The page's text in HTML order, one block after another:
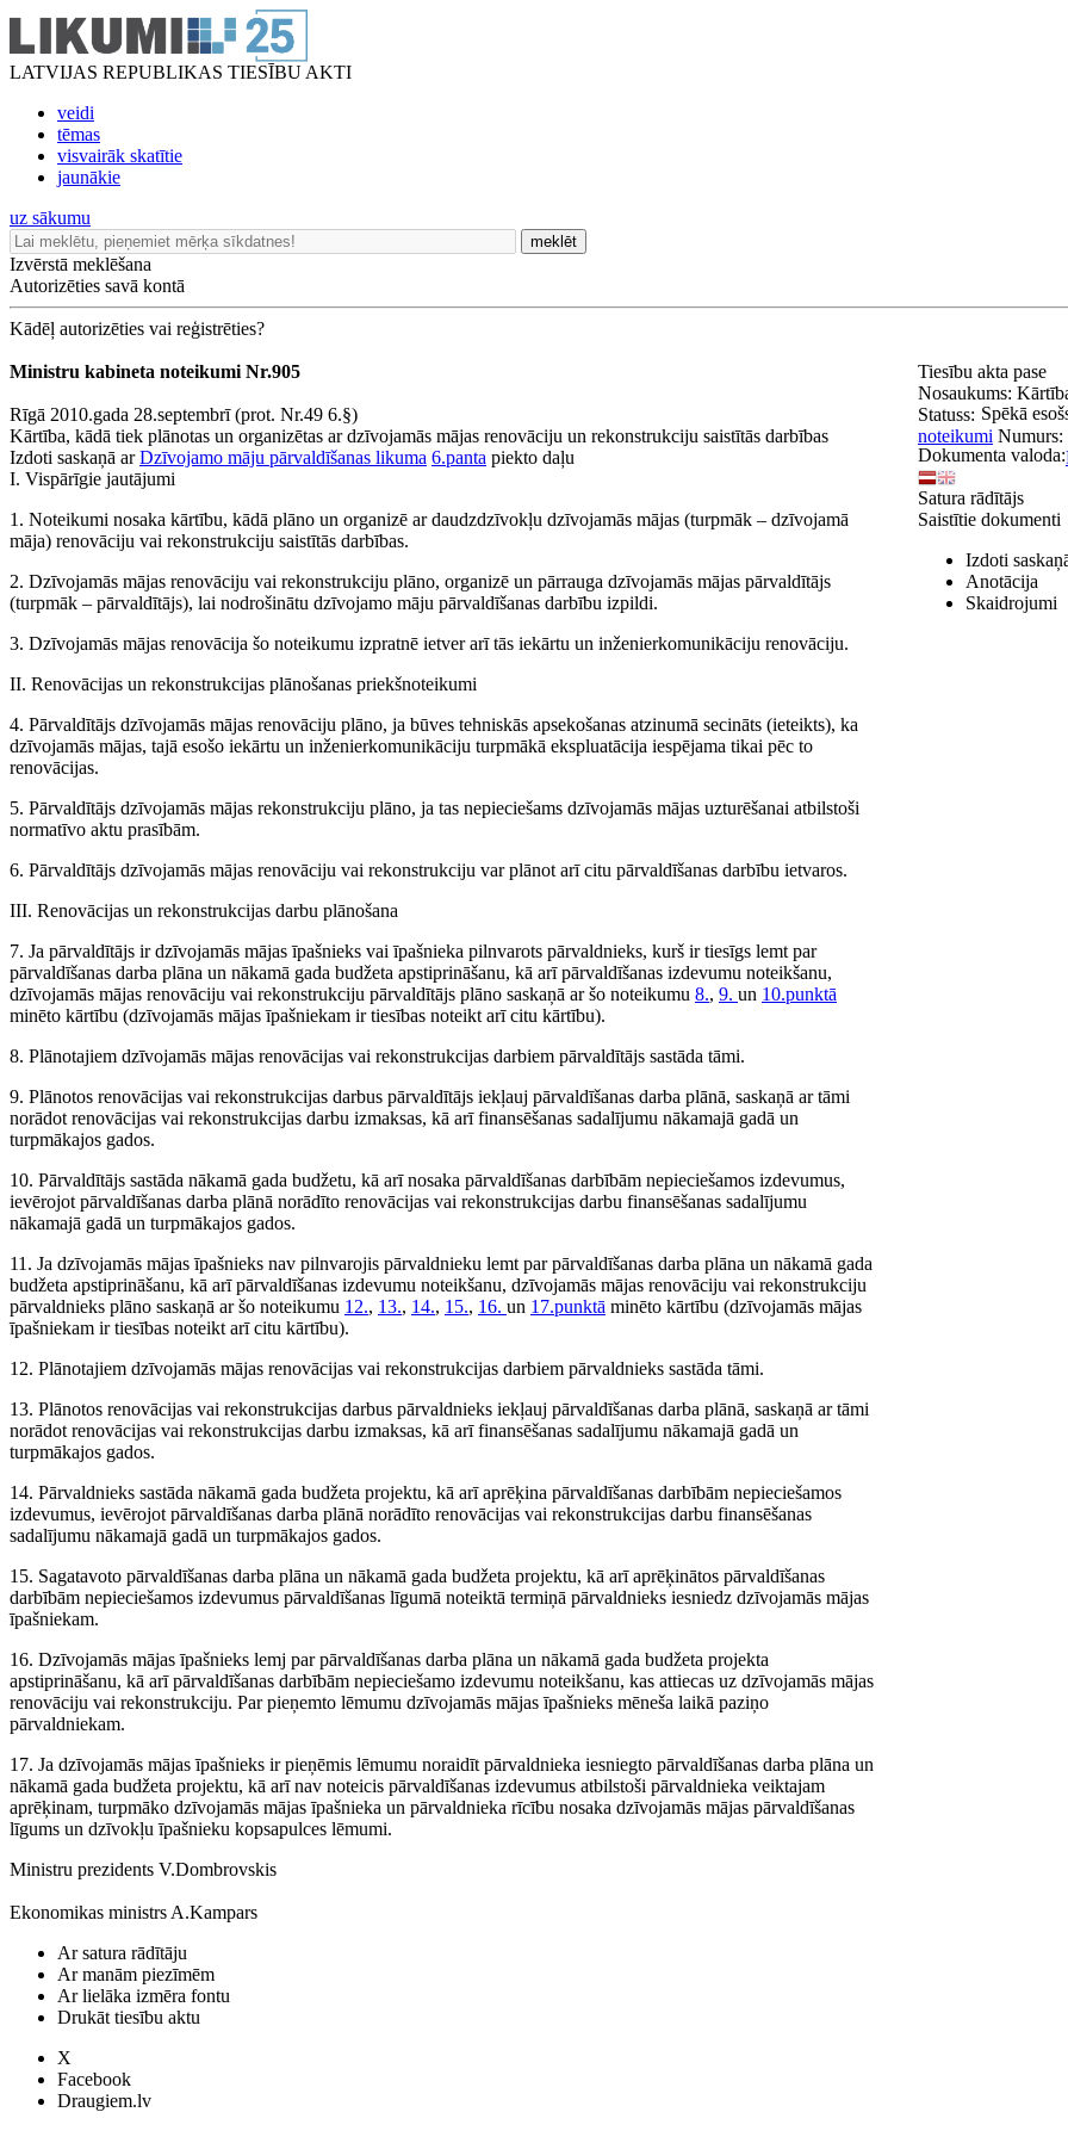
LATVIJAS REPUBLIKAS TIESĪBU AKTI
veidi
tēmas
visvairāk skatītie
jaunākie
uz sākumu
meklēt
Izvērstā meklēšana
Autorizēties savā kontā
Kādēļ autorizēties vai reģistrēties?
Ministru kabineta noteikumi Nr.905
Rīgā 2010.gada 28.septembrī (prot. Nr.49 6.§)
Kārtība, kādā tiek plānotas un organizētas ar dzīvojamās mājas renovāciju un rekonstrukciju saistītās darbības
Izdoti saskaņā arDzīvojamo māju pārvaldīšanas likuma 6.panta piekto daļu
I. Vispārīgie jautājumi
1. Noteikumi nosaka kārtību, kādā plāno un organizē ar daudzdzīvokļu dzīvojamās mājas (turpmāk – dzīvojamā
māja) renovāciju vai rekonstrukciju saistītās darbības.
2. Dzīvojamās mājas renovāciju vai rekonstrukciju plāno, organizē un pārrauga dzīvojamās mājas pārvaldītājs
(turpmāk – pārvaldītājs), lai nodrošinātu dzīvojamo māju pārvaldīšanas darbību izpildi.
3. Dzīvojamās mājas renovācija šo noteikumu izpratnē ietver arī tās iekārtu un inženierkomunikāciju renovāciju.
II. Renovācijas un rekonstrukcijas plānošanas priekšnoteikumi
4. Pārvaldītājs dzīvojamās mājas renovāciju plāno, ja būves tehniskās apsekošanas atzinumā secināts (ieteikts), ka
dzīvojamās mājas, tajā esošo iekārtu un inženierkomunikāciju turpmākā ekspluatācija iespējama tikai pēc to
renovācijas.
5. Pārvaldītājs dzīvojamās mājas rekonstrukciju plāno, ja tas nepieciešams dzīvojamās mājas uzturēšanai atbilstoši
normatīvo aktu prasībām.
6. Pārvaldītājs dzīvojamās mājas renovāciju vai rekonstrukciju var plānot arī citu pārvaldīšanas darbību ietvaros.
III. Renovācijas un rekonstrukcijas darbu plānošana
7. Ja pārvaldītājs ir dzīvojamās mājas īpašnieks vai īpašnieka pilnvarots pārvaldnieks, kurš ir tiesīgs lemt par
pārvaldīšanas darba plāna un nākamā gada budžeta apstiprināšanu, kā arī pārvaldīšanas izdevumu noteikšanu,
dzīvojamās mājas renovāciju vai rekonstrukciju pārvaldītājs plāno saskaņā ar šo noteikumu 8., 9. un 10.punktā
minēto kārtību (dzīvojamās mājas īpašniekam ir tiesības noteikt arī citu kārtību).
8. Plānotajiem dzīvojamās mājas renovācijas vai rekonstrukcijas darbiem pārvaldītājs sastāda tāmi.
9. Plānotos renovācijas vai rekonstrukcijas darbus pārvaldītājs iekļauj pārvaldīšanas darba plānā, saskaņā ar tāmi
norādot renovācijas vai rekonstrukcijas darbu izmaksas, kā arī finansēšanas sadalījumu nākamajā gadā un
turpmākajos gados.
10. Pārvaldītājs sastāda nākamā gada budžetu, kā arī nosaka pārvaldīšanas darbībām nepieciešamos izdevumus,
ievērojot pārvaldīšanas darba plānā norādīto renovācijas vai rekonstrukcijas darbu finansēšanas sadalījumu
nākamajā gadā un turpmākajos gados.
11. Ja dzīvojamās mājas īpašnieks nav pilnvarojis pārvaldnieku lemt par pārvaldīšanas darba plāna un nākamā gada
budžeta apstiprināšanu, kā arī pārvaldīšanas izdevumu noteikšanu, dzīvojamās mājas renovāciju vai rekonstrukciju
pārvaldnieks plāno saskaņā ar šo noteikumu 12., 13., 14., 15., 16. un 17.punktā minēto kārtību (dzīvojamās mājas
īpašniekam ir tiesības noteikt arī citu kārtību).
12. Plānotajiem dzīvojamās mājas renovācijas vai rekonstrukcijas darbiem pārvaldnieks sastāda tāmi.
13. Plānotos renovācijas vai rekonstrukcijas darbus pārvaldnieks iekļauj pārvaldīšanas darba plānā, saskaņā ar tāmi
norādot renovācijas vai rekonstrukcijas darbu izmaksas, kā arī finansēšanas sadalījumu nākamajā gadā un
turpmākajos gados.
14. Pārvaldnieks sastāda nākamā gada budžeta projektu, kā arī aprēķina pārvaldīšanas darbībām nepieciešamos
izdevumus, ievērojot pārvaldīšanas darba plānā norādīto renovācijas vai rekonstrukcijas darbu finansēšanas
sadalījumu nākamajā gadā un turpmākajos gados.
15. Sagatavoto pārvaldīšanas darba plāna un nākamā gada budžeta projektu, kā arī aprēķinātos pārvaldīšanas
darbībām nepieciešamos izdevumus pārvaldīšanas līgumā noteiktā termiņā pārvaldnieks iesniedz dzīvojamās mājas
īpašniekam.
16. Dzīvojamās mājas īpašnieks lemj par pārvaldīšanas darba plāna un nākamā gada budžeta projekta
apstiprināšanu, kā arī pārvaldīšanas darbībām nepieciešamo izdevumu noteikšanu, kas attiecas uz dzīvojamās mājas
renovāciju vai rekonstrukciju. Par pieņemto lēmumu dzīvojamās mājas īpašnieks mēneša laikā paziņo
pārvaldniekam.
17. Ja dzīvojamās mājas īpašnieks ir pieņēmis lēmumu noraidīt pārvaldnieka iesniegto pārvaldīšanas darba plāna un
nākamā gada budžeta projektu, kā arī nav noteicis pārvaldīšanas izdevumus atbilstoši pārvaldnieka veiktajam
aprēķinam, turpmāko dzīvojamās mājas īpašnieka un pārvaldnieka rīcību nosaka dzīvojamās mājas pārvaldīšanas
līgums un dzīvokļu īpašnieku kopsapulces lēmumi.
Ministru prezidents V.Dombrovskis
Ekonomikas ministrs A.Kampars
Tiesību akta pase
Nosaukums:
Statuss: Spēkā
noteikumi Numurs:
Dokumenta valoda:
Satura rādītājs
Saistītie dokumenti
Izdoti
Anotācija
Skaidrojumi
Ar satura rādītāju
Ar manām piezīmēm
Ar lielāka izmēra fontu
Drukāt tiesību aktu
X
Facebook
Draugiem.lv